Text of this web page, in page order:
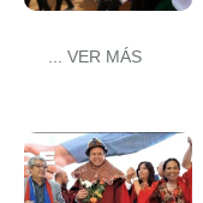
... VER MÁS